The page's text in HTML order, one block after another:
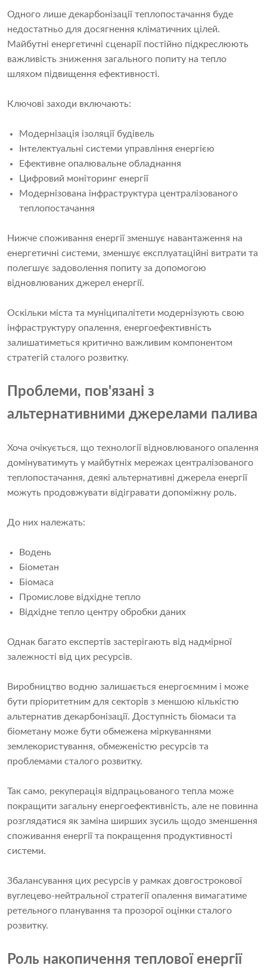
Одного лише декарбонізації теплопостачання буде
недостатньо для досягнення кліматичних цілей.
Майбутні енергетичні сценарії постійно підкреслюють
важливість зниження загального попиту на тепло
шляхом підвищення ефективності.
Ключові заходи включають:
Модернізація ізоляції будівель
Інтелектуальні системи управління енергією
Ефективне опалювальне обладнання
Цифровий моніторинг енергії
Модернізована інфраструктура централізованого
теплопостачання
Нижче споживання енергії зменшує навантаження на
енергетичні системи, зменшує експлуатаційні витрати та
полегшує задоволення попиту за допомогою
відновлюваних джерел енергії.
Оскільки міста та муніципалітети модернізують свою
інфраструктуру опалення, енергоефективність
залишатиметься критично важливим компонентом
стратегій сталого розвитку.
Проблеми, пов'язані з
альтернативними джерелами палива
Хоча очікується, що технології відновлюваного опалення
домінуватимуть у майбутніх мережах централізованого
теплопостачання, деякі альтернативні джерела енергії
можуть продовжувати відігравати допоміжну роль.
До них належать:
Водень
Біометан
Біомаса
Промислове відхідне тепло
Відхідне тепло центру обробки даних
Однак багато експертів застерігають від надмірної
залежності від цих ресурсів.
Виробництво водню залишається енергоємним і може
бути пріоритетним для секторів з меншою кількістю
альтернатив декарбонізації. Доступність біомаси та
біометану може бути обмежена міркуваннями
землекористування, обмеженістю ресурсів та
проблемами сталого розвитку.
Так само, рекуперація відпрацьованого тепла може
покращити загальну енергоефективність, але не повинна
розглядатися як заміна ширших зусиль щодо зменшення
споживання енергії та покращення продуктивності
системи.
Збалансування цих ресурсів у рамках довгострокової
вуглецево-нейтральної стратегії опалення вимагатиме
ретельного планування та прозорої оцінки сталого
розвитку.
Роль накопичення теплової енергії